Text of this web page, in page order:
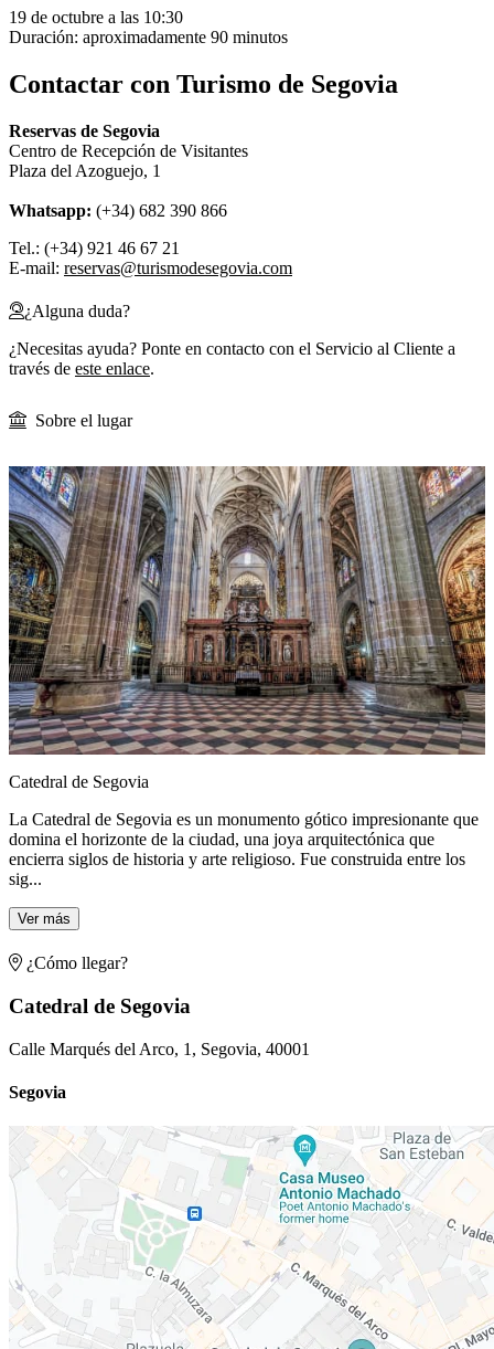
19 de octubre a las 10:30
Duración: aproximadamente 90 minutos
Contactar con Turismo de Segovia
Reservas de Segovia
Centro de Recepción de Visitantes
Plaza del Azoguejo, 1
Whatsapp: (+34) 682 390 866
Tel.: (+34) 921 46 67 21
E-mail: reservas@turismodesegovia.com
¿Alguna duda?
¿Necesitas ayuda? Ponte en contacto con el Servicio al Cliente a
través de este enlace.
Sobre el lugar
Catedral de Segovia
La Catedral de Segovia es un monumento gótico impresionante que
domina el horizonte de la ciudad, una joya arquitectónica que
encierra siglos de historia y arte religioso. Fue construida entre los
sig...
Ver más
¿Cómo llegar?
Catedral de Segovia
Calle Marqués del Arco, 1, Segovia, 40001
Segovia